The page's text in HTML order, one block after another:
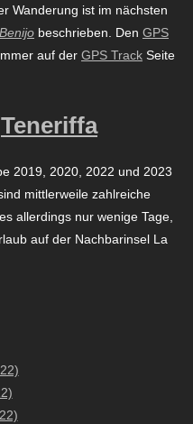
Wanderung ist im nächsten
Benijo beschrieben. Den GPS
auf der GPS Track Seite
Teneriffa
2019, 2020, 2022 und 2023
mittlerweile zahlreiche
allerdings nur wenige Tage,
auf der Nachbarinsel La